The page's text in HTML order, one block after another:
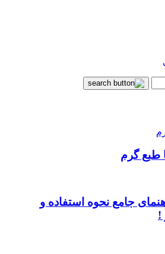
طبع گرم
جامع نحوه استفاده و
!